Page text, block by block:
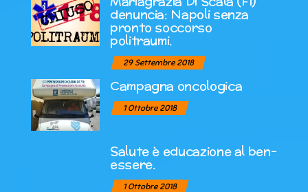
denuncia: Napoli senza
pronto soccorso
politraumi.
29 Settembre 2018
Campagna oncologica
1 Ottobre 2018
Salute è educazione al ben-
essere.
1 Ottobre 2018